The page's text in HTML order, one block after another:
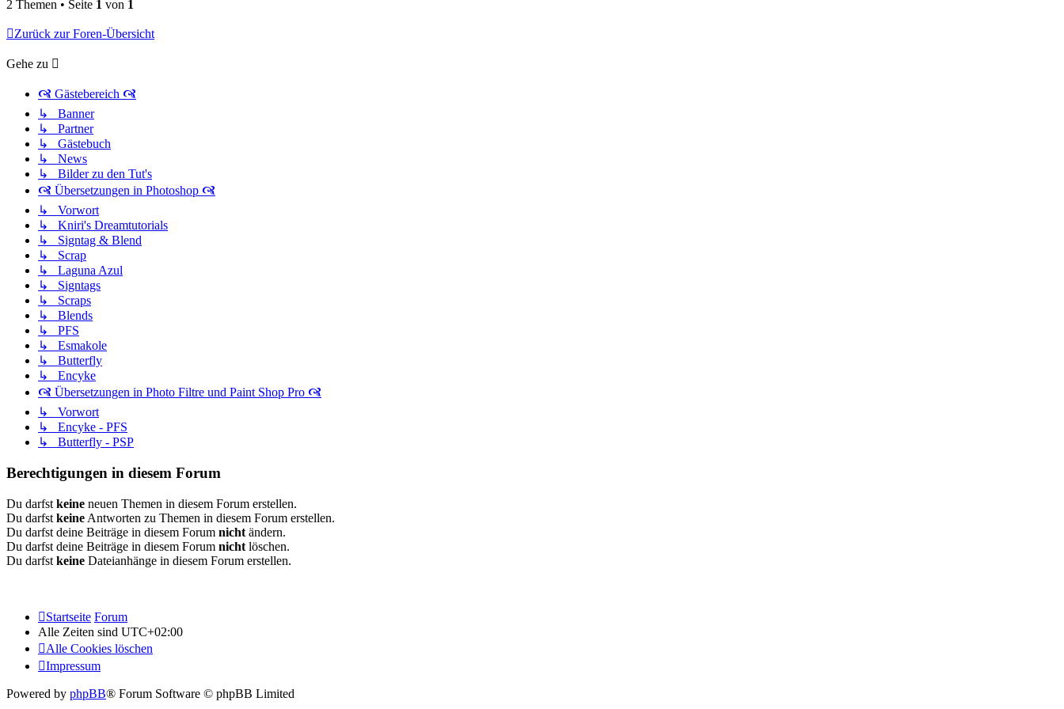
2 Themen • Seite 1 von 1
Zurück zur Foren-Übersicht
Gehe zu
🙧 Gästebereich 🙧
↳ Banner
↳ Partner
↳ Gästebuch
↳ News
↳ Bilder zu den Tut's
🙧 Übersetzungen in Photoshop 🙧
↳ Vorwort
↳ Kniri's Dreamtutorials
↳ Signtag & Blend
↳ Scrap
↳ Laguna Azul
↳ Signtags
↳ Scraps
↳ Blends
↳ PFS
↳ Esmakole
↳ Butterfly
↳ Encyke
🙧 Übersetzungen in Photo Filtre und Paint Shop Pro 🙧
↳ Vorwort
↳ Encyke - PFS
↳ Butterfly - PSP
Berechtigungen in diesem Forum
Du darfst keine neuen Themen in diesem Forum erstellen.
Du darfst keine Antworten zu Themen in diesem Forum erstellen.
Du darfst deine Beiträge in diesem Forum nicht ändern.
Du darfst deine Beiträge in diesem Forum nicht löschen.
Du darfst keine Dateianhänge in diesem Forum erstellen.
Startseite Forum
Alle Zeiten sind UTC+02:00
Alle Cookies löschen
Impressum
Powered by phpBB® Forum Software © phpBB Limited